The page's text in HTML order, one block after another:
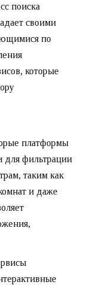
поиска
своими
по
которые
платформы
для фильтрации
таким как
и даже